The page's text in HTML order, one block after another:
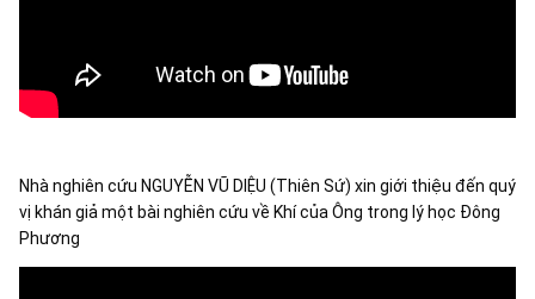
Nhà nghiên cứu NGUYỄN VŨ DIỆU (Thiên Sứ) xin giới thiệu đến quý
vị khán giả một bài nghiên cứu về Khí của Ông trong lý học Đông
Phương